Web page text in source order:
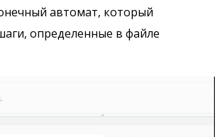
автомат, который
определенные в файле